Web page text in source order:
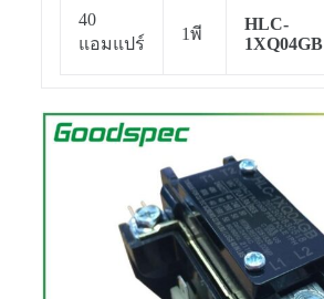
40
แอมแปร์
1พี
HLC-
1XQ04GB